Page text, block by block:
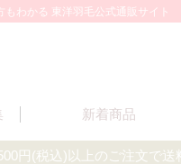
わかる 東洋羽毛公式通販サイト
新着商品
円(税込)以上のご注文で送